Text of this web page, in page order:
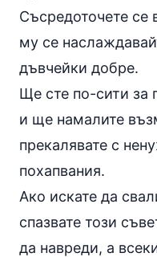
Съсредоточете се
му се
дъвчейки добре.
Ще сте по-сити за
и ще намалите
прекалявате с
похапвания.
Ако искате да
спазвате този
да навреди, а